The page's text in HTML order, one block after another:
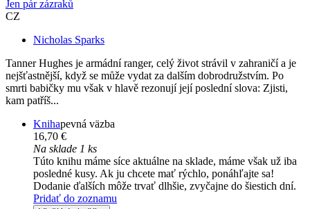
Jen pár zázraků
CZ
Nicholas Sparks
Tanner Hughes je armádní ranger, celý život strávil v zahraničí a je
nejšťastnější, když se může vydat za dalším dobrodružstvím. Po
smrti babičky mu však v hlavě rezonují její poslední slova: Zjisti,
kam patříš...
Knihapevná väzba
16,70 €
Na sklade 1 ks
Túto knihu máme síce aktuálne na sklade, máme však už iba
posledné kusy. Ak ju chcete mať rýchlo, ponáhľajte sa!
Dodanie ďalších môže trvať dlhšie, zvyčajne do šiestich dní.
Pridať do zoznamu